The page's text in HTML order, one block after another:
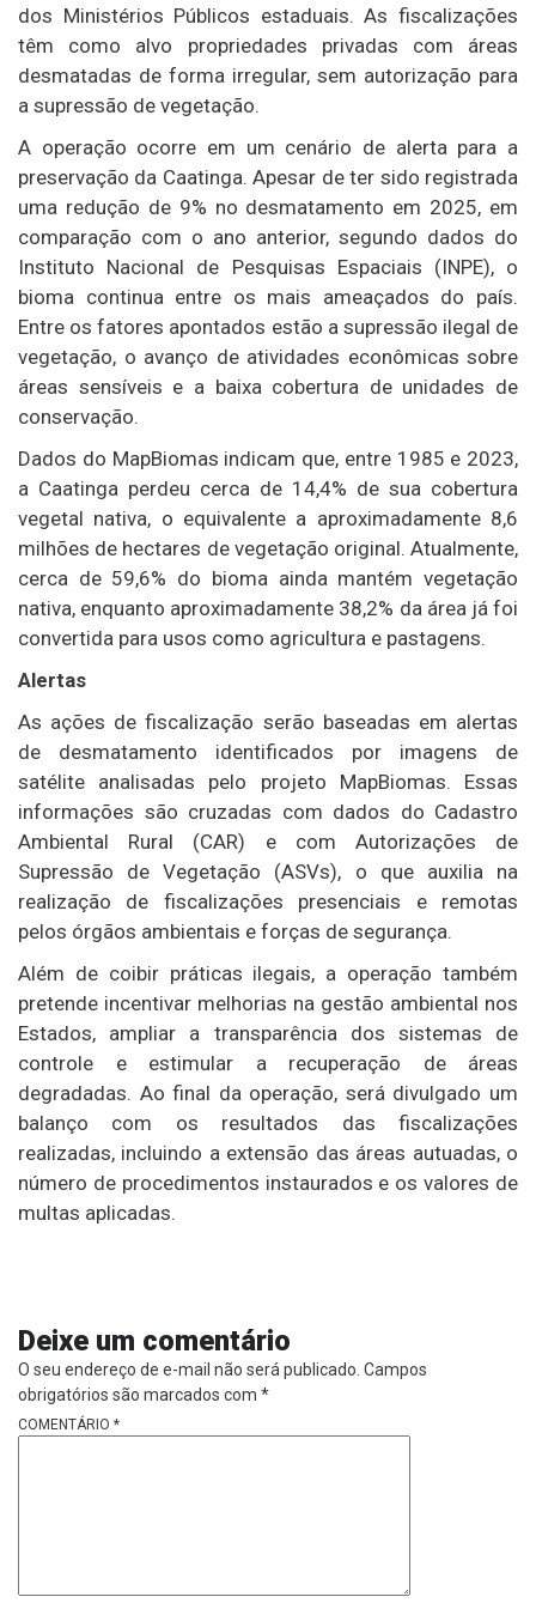
dos Ministérios Públicos estaduais. As fiscalizações
têm como alvo propriedades privadas com áreas
desmatadas de forma irregular, sem autorização para
a supressão de vegetação.
A operação ocorre em um cenário de alerta para a
preservação da Caatinga. Apesar de ter sido registrada
uma redução de 9% no desmatamento em 2025, em
comparação com o ano anterior, segundo dados do
Instituto Nacional de Pesquisas Espaciais (INPE), o
bioma continua entre os mais ameaçados do país.
Entre os fatores apontados estão a supressão ilegal de
vegetação, o avanço de atividades econômicas sobre
áreas sensíveis e a baixa cobertura de unidades de
conservação.
Dados do MapBiomas indicam que, entre 1985 e 2023,
a Caatinga perdeu cerca de 14,4% de sua cobertura
vegetal nativa, o equivalente a aproximadamente 8,6
milhões de hectares de vegetação original. Atualmente,
cerca de 59,6% do bioma ainda mantém vegetação
nativa, enquanto aproximadamente 38,2% da área já foi
convertida para usos como agricultura e pastagens.
Alertas
As ações de fiscalização serão baseadas em alertas
de desmatamento identificados por imagens de
satélite analisadas pelo projeto MapBiomas. Essas
informações são cruzadas com dados do Cadastro
Ambiental Rural (CAR) e com Autorizações de
Supressão de Vegetação (ASVs), o que auxilia na
realização de fiscalizações presenciais e remotas
pelos órgãos ambientais e forças de segurança.
Além de coibir práticas ilegais, a operação também
pretende incentivar melhorias na gestão ambiental nos
Estados, ampliar a transparência dos sistemas de
controle e estimular a recuperação de áreas
degradadas. Ao final da operação, será divulgado um
balanço com os resultados das fiscalizações
realizadas, incluindo a extensão das áreas autuadas, o
número de procedimentos instaurados e os valores de
multas aplicadas.
Deixe um comentário
O seu endereço de e-mail não será publicado. Campos
obrigatórios são marcados com *
COMENTÁRIO *